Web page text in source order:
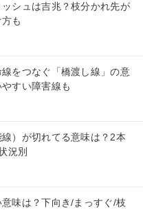
ッシュは吉兆？枝分かれ先が
も
線をつなぐ「橋渡し線」の意
すい障害線も
線）が切れてる意味は？2本
況別
意味は？下向き/まっすぐ/枝